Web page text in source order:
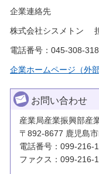
企業連絡先
株式会社シスメト
電話番号：045-308-
企業ホームページ（外
お問い合わせ
産業局産業振興部産
〒892-8677 鹿児島
電話番号：099-216-
ファクス：099-216-